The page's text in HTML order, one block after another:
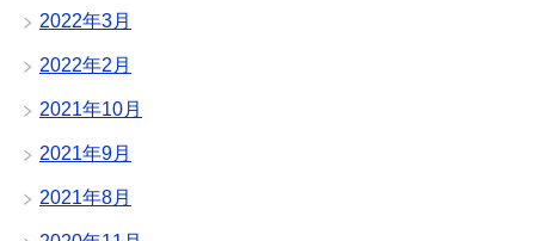
2022年3月
2022年2月
2021年10月
2021年9月
2021年8月